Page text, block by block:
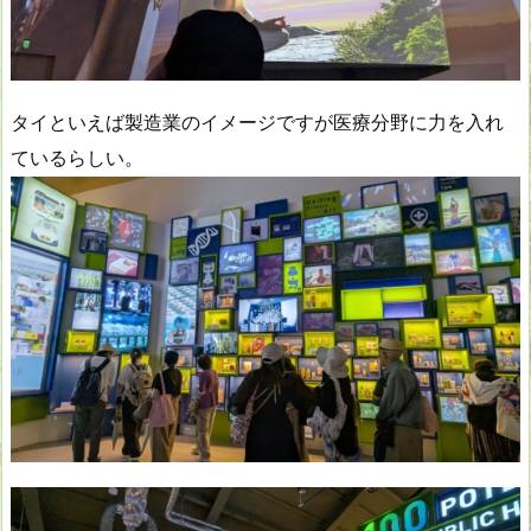
タイといえば製造業のイメージですが医療分野に力を入れ
ているらしい。